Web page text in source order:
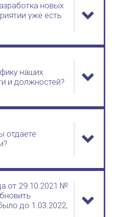
новых
уже есть
наших
и должностей?
отдаете
от 29.10.2021 №
до 1.03.2022,